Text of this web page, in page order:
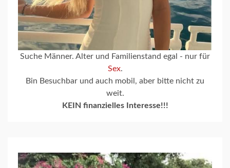
Suche Männer. Alter und Familienstand egal - nur für
Sex.
Bin Besuchbar und auch mobil, aber bitte nicht zu
weit.
KEIN finanzielles Interesse!!!